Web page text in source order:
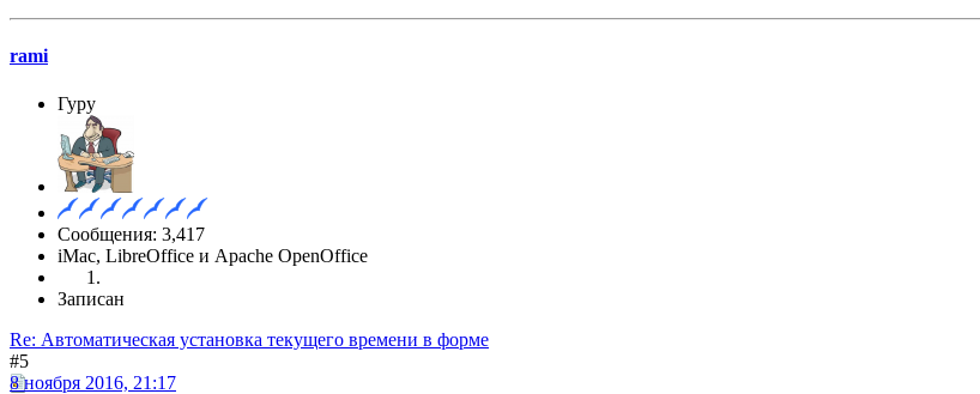
rami
Гуру
Сообщения: 3,417
iMac, LibreOffice и Apache OpenOffice
Записан
Re: Автоматическая установка текущего времени в форме
#5
8 ноября 2016, 21:17